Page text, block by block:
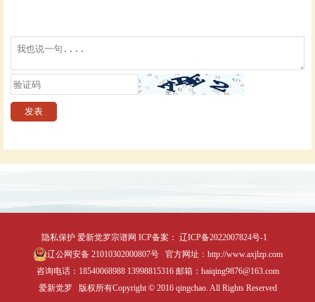
隐私保护 爱新觉罗宗谱网 ICP备案： 辽ICP备2022007824号-1
辽公网安备 21010302000807号官方网址：http://www.axjlzp.com
咨询电话：18540068988 13998815316 邮箱：haiqing9876@163.com
爱新觉罗 版权所有Copyright © 2016 qingchao. All Rights Reserved